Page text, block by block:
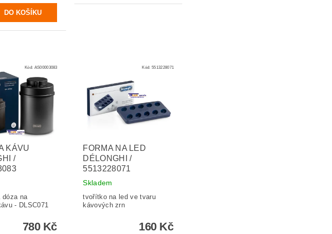
Kód: AS00003083
KÁVU
/
dóza na
- DLSC071
780 Kč
Kód:5513228071
FORMA NA LED
DÉLONGHI /
5513228071
Skladem
tvořítko na led ve tvaru
kávových zrn
160 Kč